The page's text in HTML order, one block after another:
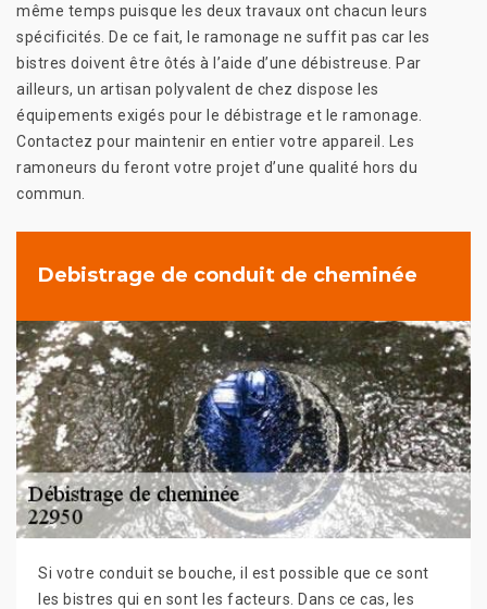
même temps puisque les deux travaux ont chacun leurs
spécificités. De ce fait, le ramonage ne suffit pas car les
bistres doivent être ôtés à l’aide d’une débistreuse. Par
ailleurs, un artisan polyvalent de chez dispose les
équipements exigés pour le débistrage et le ramonage.
Contactez pour maintenir en entier votre appareil. Les
ramoneurs du feront votre projet d’une qualité hors du
commun.
Debistrage de conduit de cheminée
Si votre conduit se bouche, il est possible que ce sont
les bistres qui en sont les facteurs. Dans ce cas, les